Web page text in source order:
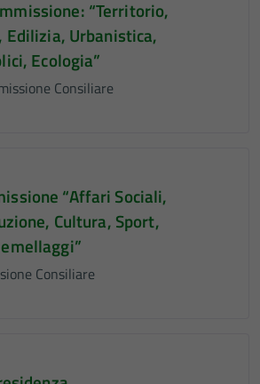
“Territorio,
Urbanistica,
Ecologia”
Consiliare
“Affari Sociali,
Cultura, Sport,
Consiliare